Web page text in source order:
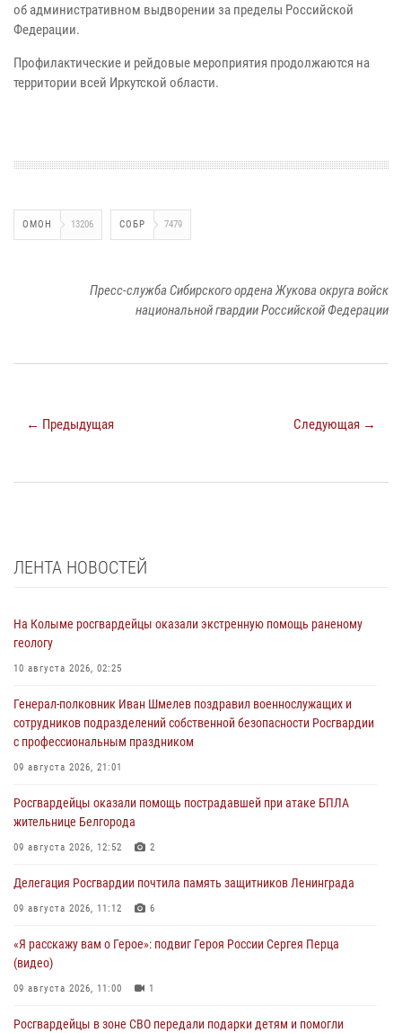
об административном выдворении за пределы Российской
Федерации.
Профилактические и рейдовые мероприятия продолжаются на
территории всей Иркутской области.
ОМОН 13206 СОБР 7479
Пресс-служба Сибирского ордена Жукова округа войск
национальной гвардии Российской Федерации
← Предыдущая Следующая →
ЛЕНТА НОВОСТЕЙ
На Колыме росгвардейцы оказали экстренную помощь раненому
геологу
10 августа 2026, 02:25
Генерал-полковник Иван Шмелев поздравил военнослужащих и
сотрудников подразделений собственной безопасности Росгвардии
с профессиональным праздником
09 августа 2026, 21:01
Росгвардейцы оказали помощь пострадавшей при атаке БПЛА
жительнице Белгорода
09 августа 2026, 12:52 2
Делегация Росгвардии почтила память защитников Ленинграда
09 августа 2026, 11:12 6
«Я расскажу вам о Герое»: подвиг Героя России Сергея Перца
(видео)
09 августа 2026, 11:00 1
Росгвардейцы в зоне СВО передали подарки детям и помогли